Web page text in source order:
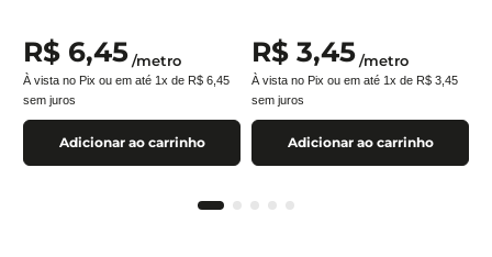
R$ 6,45/metro
À vista no Pix ou em até 1x de R$ 6 45
sem juros
Adicionar ao carrinho
R$ 3,45/metro
À vista no Pix ou em até 1x de R$ 3 45
sem juros
Adicionar ao carrinho